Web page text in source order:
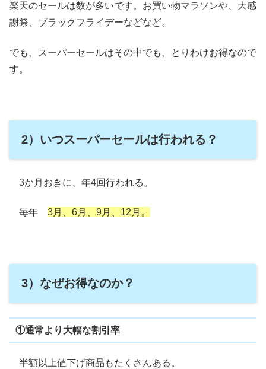
楽天のセールは数が多いです。お買い物マラソンや、大感
謝祭、ブラックフライデーなどなど。
でも、スーパーセールはその中でも、とりわけお得なので
す。
2）いつスーパーセールは行われる？
3か月おきに、年4回行われる。
毎年 3月、6月、9月、12月。
3）なぜお得なのか？
①通常より大幅な割引率
半額以上値下げ商品もたくさんある。